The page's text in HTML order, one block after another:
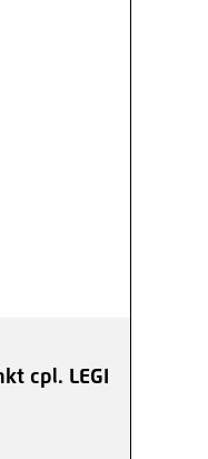
cpl. LEGI